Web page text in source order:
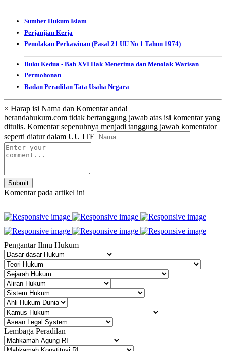
Sumber Hukum Islam
Perjanjian Kerja
Penolakan Perkawinan (Pasal 21 UU No 1 Tahun 1974)
Buku Kedua - Bab XVI Hak Menerima dan Menolak Warisan
Permohonan
Badan Peradilan Tata Usaha Negara
× Harap isi Nama dan Komentar anda!
berandahukum.com tidak bertanggung jawab atas isi komentar yang
ditulis. Komentar sepenuhnya menjadi tanggung jawab komentator
seperti diatur dalam UU ITE
Submit
Komentar pada artikel ini
Pengantar Ilmu Hukum
Lembaga Peradilan